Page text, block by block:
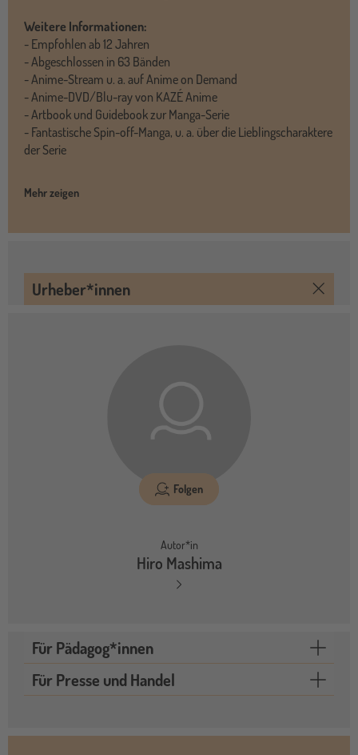
Weitere Informationen:
- Empfohlen ab 12 Jahren
- Abgeschlossen in 63 Bänden
- Anime-Stream u. a. auf Anime on Demand
- Anime-DVD/Blu-ray von KAZÉ Anime
- Artbook und Guidebook zur Manga-Serie
- Fantastische Spin-off-Manga, u. a. über die Lieblingscharaktere
der Serie
Mehr zeigen
Urheber*innen
Folgen
Autor*in
Hiro Mashima
Für Pädagog*innen
Für Presse und Handel